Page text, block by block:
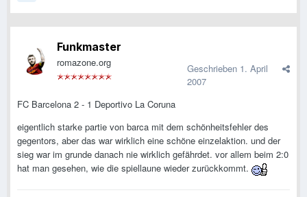
Funkmaster
romazone.org Geschrieben 1. April
2007
FC Barcelona 2 - 1 Deportivo La Coruna
eigentlich starke partie von barca mit dem schönheitsfehler des
gegentors, aber das war wirklich eine schöne einzelaktion. und der
sieg war im grunde danach nie wirklich gefährdet. vor allem beim 2:0
hat man gesehen, wie die spiellaune wieder zurückkommt.